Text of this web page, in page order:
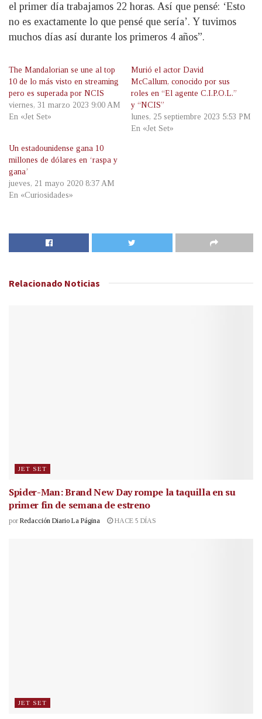
el primer día trabajamos 22 horas. Así que pensé: ‘Esto
no es exactamente lo que pensé que sería’. Y tuvimos
muchos días así durante los primeros 4 años”.
The Mandalorian se une al top
10 de lo más visto en streaming
pero es superada por NCIS
viernes, 31 marzo 2023 9:00 AM
En «Jet Set»
Murió el actor David
McCallum, conocido por sus
roles en “El agente C.I.P.O.L.”
y “NCIS”
lunes, 25 septiembre 2023 5:53 PM
En «Jet Set»
Un estadounidense gana 10
millones de dólares en ‘raspa y
gana’
jueves, 21 mayo 2020 8:37 AM
En «Curiosidades»
Relacionado Noticias
JET SET
Spider-Man: Brand New Day rompe la taquilla en su
primer fin de semana de estreno
por Redacción Diario La Página HACE 5 DÍAS
JET SET